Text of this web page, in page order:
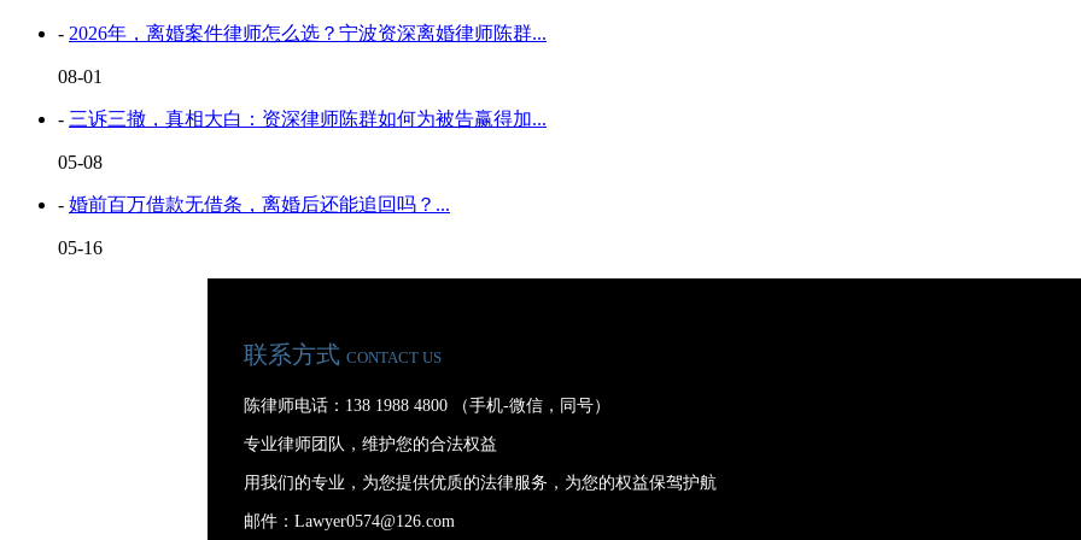
- 2026年，离婚案件律师怎么选？宁波资深离婚律师陈群...
08-01
- 三诉三撤，真相大白：资深律师陈群如何为被告赢得加...
05-08
- 婚前百万借款无借条，离婚后还能追回吗？...
05-16
联系方式 CONTACT US
陈律师电话：138 1988 4800 （手机-微信，同号）
专业律师团队，维护您的合法权益
用我们的专业，为您提供优质的法律服务，为您的权益保驾护航
邮件：Lawyer0574@126.com